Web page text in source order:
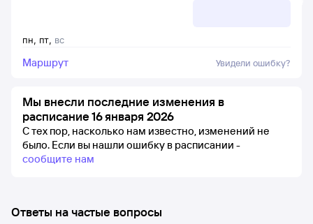
пн, пт, вс
Маршрут Увидели ошибку?
Мы внесли последние изменения в
расписание 16 января 2026
С тех пор, насколько нам известно, изменений не
было. Если вы нашли ошибку в расписании -
сообщите нам
Ответы на частые вопросы